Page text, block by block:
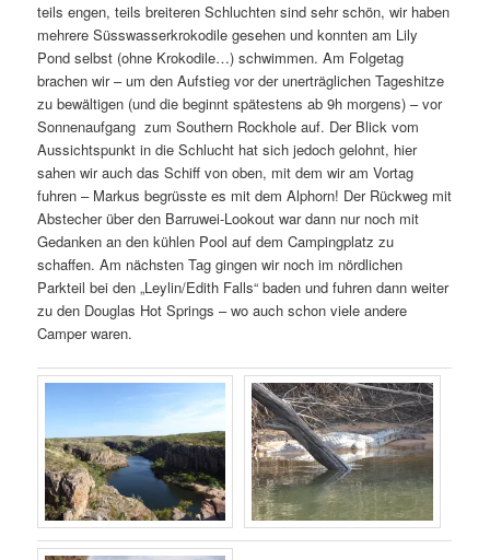
teils engen, teils breiteren Schluchten sind sehr schön, wir haben
mehrere Süsswasserkrokodile gesehen und konnten am Lily
Pond selbst (ohne Krokodile…) schwimmen. Am Folgetag
brachen wir – um den Aufstieg vor der unerträglichen Tageshitze
zu bewältigen (und die beginnt spätestens ab 9h morgens) – vor
Sonnenaufgang zum Southern Rockhole auf. Der Blick vom
Aussichtspunkt in die Schlucht hat sich jedoch gelohnt, hier
sahen wir auch das Schiff von oben, mit dem wir am Vortag
fuhren – Markus begrüsste es mit dem Alphorn! Der Rückweg mit
Abstecher über den Barruwei-Lookout war dann nur noch mit
Gedanken an den kühlen Pool auf dem Campingplatz zu
schaffen. Am nächsten Tag gingen wir noch im nördlichen
Parkteil bei den „Leylin/Edith Falls“ baden und fuhren dann weiter
zu den Douglas Hot Springs – wo auch schon viele andere
Camper waren.